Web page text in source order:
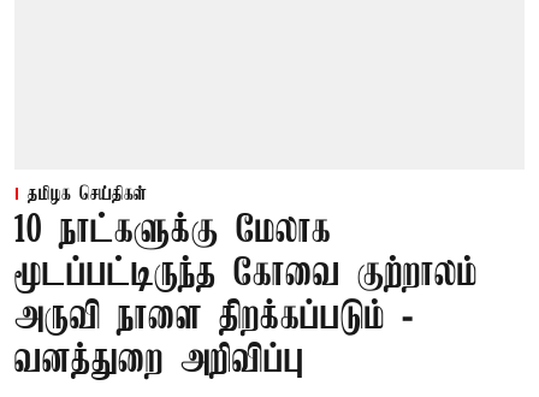
தமிழக செய்திகள்
10 நாட்களுக்கு மேலாக
மூடப்பட்டிருந்த கோவை குற்றாலம்
அருவி நாளை திறக்கப்படும் -
வனத்துறை அறிவிப்பு